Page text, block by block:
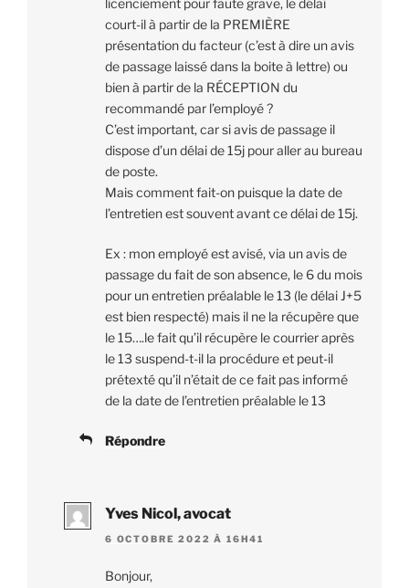
licenciement pour faute grave, le délai
court-il à partir de la PREMIÈRE
présentation du facteur (c’est à dire un avis
de passage laissé dans la boite à lettre) ou
bien à partir de la RÉCEPTION du
recommandé par l’employé ?
C’est important, car si avis de passage il
dispose d’un délai de 15j pour aller au bureau
de poste.
Mais comment fait-on puisque la date de
l’entretien est souvent avant ce délai de 15j.
Ex : mon employé est avisé, via un avis de
passage du fait de son absence, le 6 du mois
pour un entretien préalable le 13 (le délai J+5
est bien respecté) mais il ne la récupère que
le 15….le fait qu’il récupère le courrier après
le 13 suspend-t-il la procédure et peut-il
prétexté qu’il n’était de ce fait pas informé
de la date de l’entretien préalable le 13
Répondre
Yves Nicol, avocat
6 OCTOBRE 2022 À 16H41
Bonjour,